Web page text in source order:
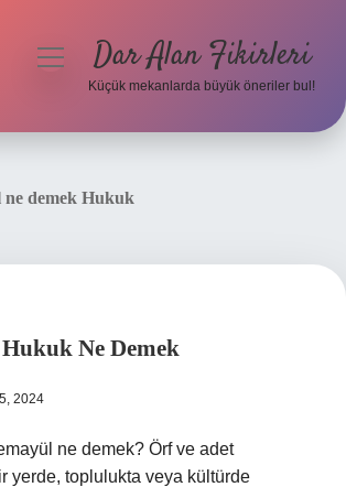
menüyüDar Alan Fikirleri
Küçük mekanlarda büyük öneriler bul!
ne demek Hukuk
Ne Demek
2024
ne demek? Örf ve adet
yerde, toplulukta veya kültürde